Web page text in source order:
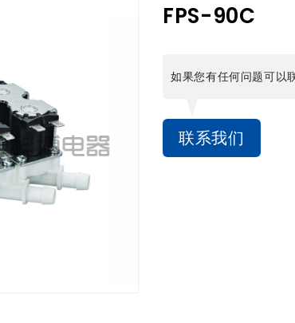
FPS-90C
如果您有任何问题可以
联系我们